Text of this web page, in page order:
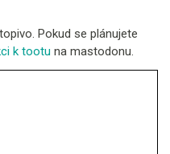
Pokud se plánujete
k tootu na mastodonu.